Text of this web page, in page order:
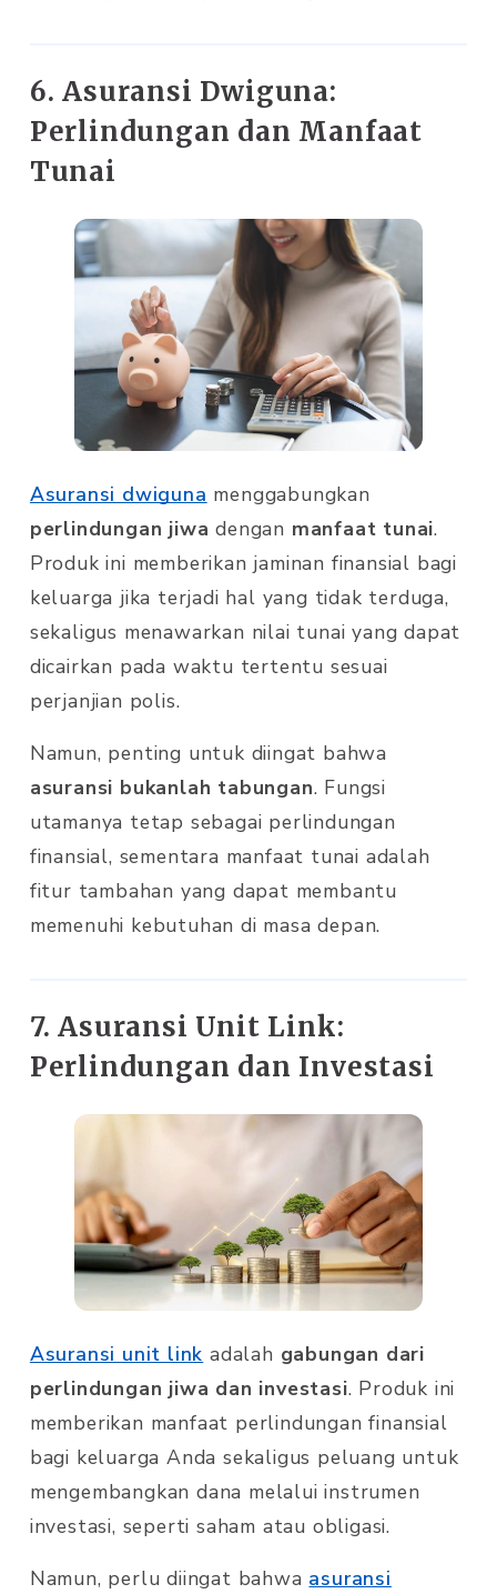
6. Asuransi Dwiguna:
Perlindungan dan Manfaat
Tunai
Asuransi dwiguna menggabungkan
perlindungan jiwa dengan manfaat tunai.
Produk ini memberikan jaminan finansial bagi
keluarga jika terjadi hal yang tidak terduga,
sekaligus menawarkan nilai tunai yang dapat
dicairkan pada waktu tertentu sesuai
perjanjian polis.
Namun, penting untuk diingat bahwa
asuransi bukanlah tabungan. Fungsi
utamanya tetap sebagai perlindungan
finansial, sementara manfaat tunai adalah
fitur tambahan yang dapat membantu
memenuhi kebutuhan di masa depan.
7. Asuransi Unit Link:
Perlindungan dan Investasi
Asuransi unit link adalah gabungan dari
perlindungan jiwa dan investasi. Produk ini
memberikan manfaat perlindungan finansial
bagi keluarga Anda sekaligus peluang untuk
mengembangkan dana melalui instrumen
investasi, seperti saham atau obligasi.
Namun, perlu diingat bahwa asuransi